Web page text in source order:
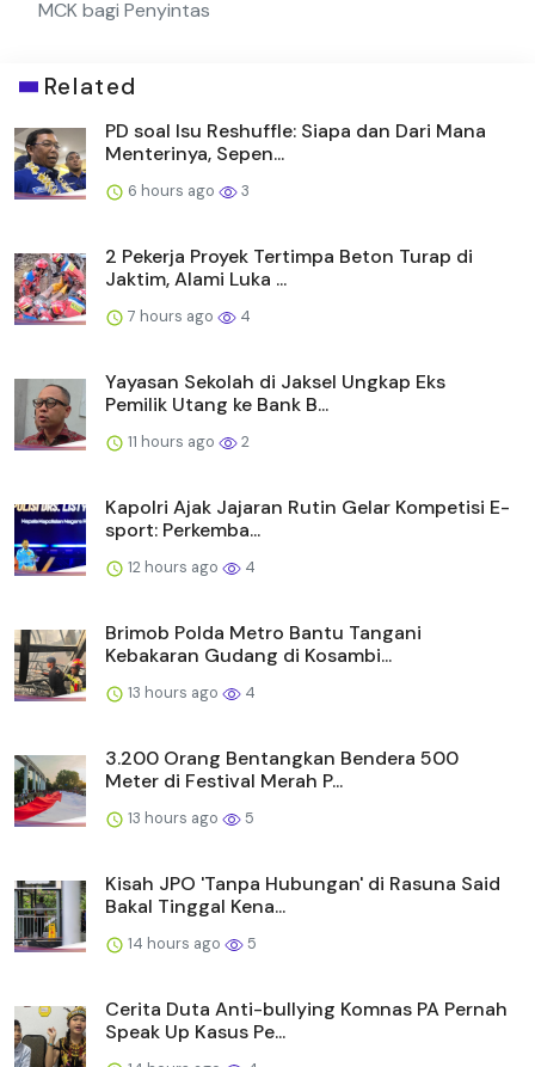
MCK bagi Penyintas
Related
PD soal Isu Reshuffle: Siapa dan Dari Mana
Menterinya, Sepen...
6 hours ago 3
2 Pekerja Proyek Tertimpa Beton Turap di
Jaktim, Alami Luka ...
7 hours ago 4
Yayasan Sekolah di Jaksel Ungkap Eks
Pemilik Utang ke Bank B...
11 hours ago 2
Kapolri Ajak Jajaran Rutin Gelar Kompetisi E-
sport: Perkemba...
12 hours ago 4
Brimob Polda Metro Bantu Tangani
Kebakaran Gudang di Kosambi...
13 hours ago 4
3.200 Orang Bentangkan Bendera 500
Meter di Festival Merah P...
13 hours ago 5
Kisah JPO 'Tanpa Hubungan' di Rasuna Said
Bakal Tinggal Kena...
14 hours ago 5
Cerita Duta Anti-bullying Komnas PA Pernah
Speak Up Kasus Pe...